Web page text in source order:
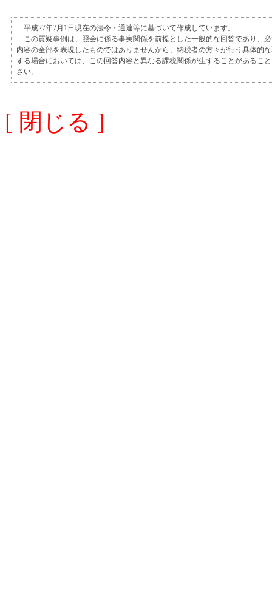
平成27年7月1日現在の法令・通達等に基づいて作成しています。
この質疑事例は、照会に係る事実関係を前提とした一般的な回答であり、
内容の全部を表現したものではありませんから、納税者の方々が行う具体的
する場合においては、この回答内容と異なる課税関係が生ずることがあるこ
さい。
[ 閉じる ]